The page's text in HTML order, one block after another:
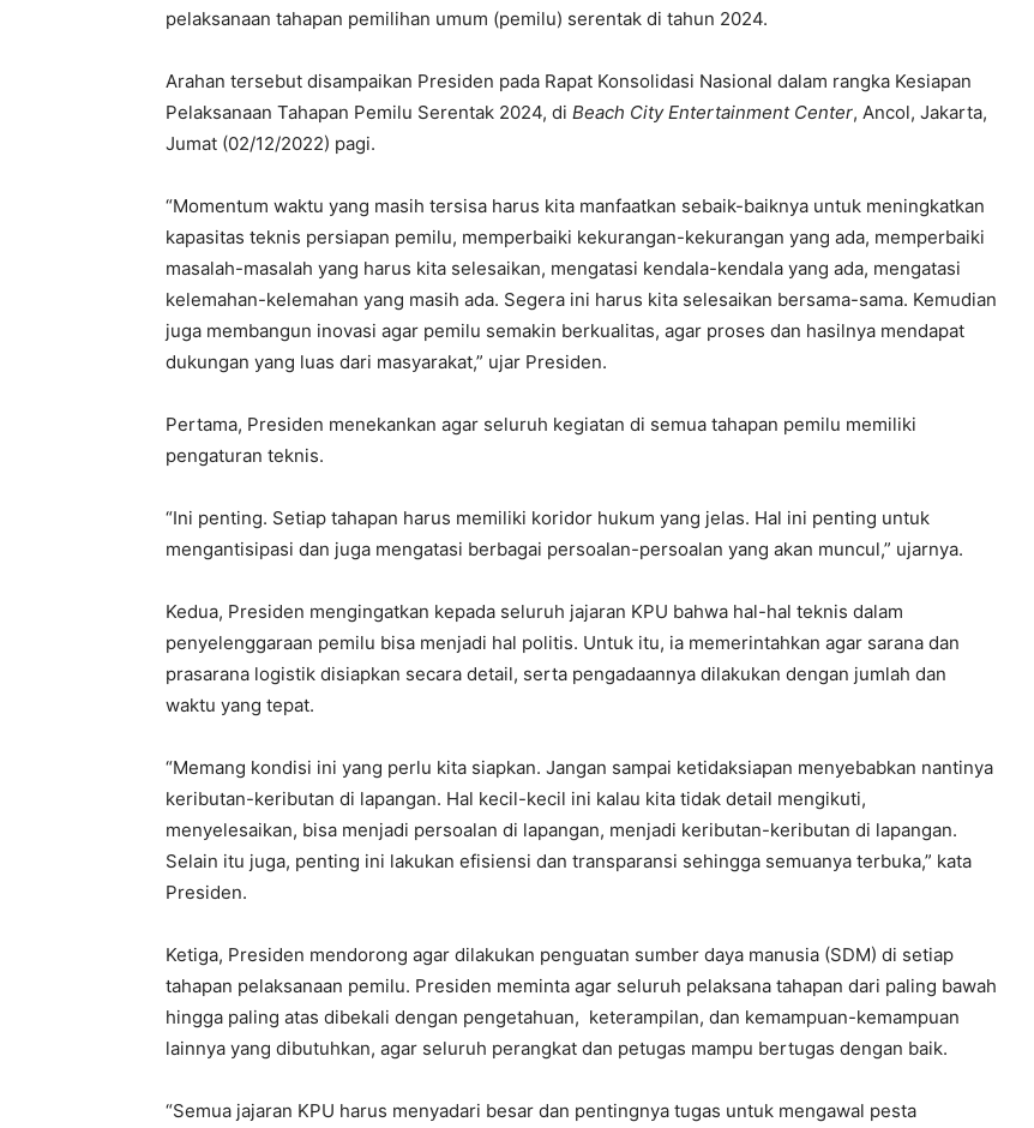
pelaksanaan tahapan pemilihan umum (pemilu) serentak di tahun 2024.
Arahan tersebut disampaikan Presiden pada Rapat Konsolidasi Nasional dalam rangka Kesiapan
Pelaksanaan Tahapan Pemilu Serentak 2024, di Beach City Entertainment Center, Ancol, Jakarta,
Jumat (02/12/2022) pagi.
“Momentum waktu yang masih tersisa harus kita manfaatkan sebaik-baiknya untuk meningkatkan
kapasitas teknis persiapan pemilu, memperbaiki kekurangan-kekurangan yang ada, memperbaiki
masalah-masalah yang harus kita selesaikan, mengatasi kendala-kendala yang ada, mengatasi
kelemahan-kelemahan yang masih ada. Segera ini harus kita selesaikan bersama-sama. Kemudian
juga membangun inovasi agar pemilu semakin berkualitas, agar proses dan hasilnya mendapat
dukungan yang luas dari masyarakat,” ujar Presiden.
Pertama, Presiden menekankan agar seluruh kegiatan di semua tahapan pemilu memiliki
pengaturan teknis.
“Ini penting. Setiap tahapan harus memiliki koridor hukum yang jelas. Hal ini penting untuk
mengantisipasi dan juga mengatasi berbagai persoalan-persoalan yang akan muncul,” ujarnya.
Kedua, Presiden mengingatkan kepada seluruh jajaran KPU bahwa hal-hal teknis dalam
penyelenggaraan pemilu bisa menjadi hal politis. Untuk itu, ia memerintahkan agar sarana dan
prasarana logistik disiapkan secara detail, serta pengadaannya dilakukan dengan jumlah dan
waktu yang tepat.
“Memang kondisi ini yang perlu kita siapkan. Jangan sampai ketidaksiapan menyebabkan nantinya
keributan-keributan di lapangan. Hal kecil-kecil ini kalau kita tidak detail mengikuti,
menyelesaikan, bisa menjadi persoalan di lapangan, menjadi keributan-keributan di lapangan.
Selain itu juga, penting ini lakukan efisiensi dan transparansi sehingga semuanya terbuka,” kata
Presiden.
Ketiga, Presiden mendorong agar dilakukan penguatan sumber daya manusia (SDM) di setiap
tahapan pelaksanaan pemilu. Presiden meminta agar seluruh pelaksana tahapan dari paling bawah
hingga paling atas dibekali dengan pengetahuan, keterampilan, dan kemampuan-kemampuan
lainnya yang dibutuhkan, agar seluruh perangkat dan petugas mampu bertugas dengan baik.
“Semua jajaran KPU harus menyadari besar dan pentingnya tugas untuk mengawal pesta